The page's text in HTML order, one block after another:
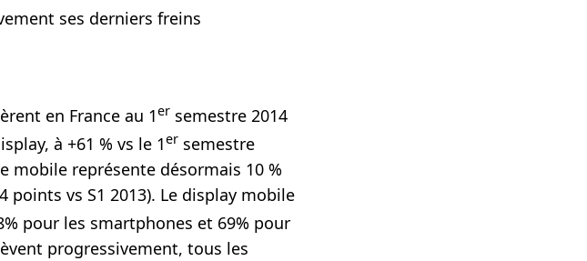
ses derniers freins
en France au 1er semestre 2014
à +61 % vs le 1er semestre
mobile représente désormais 10 %
vs S1 2013). Le display mobile
pour les smartphones et 69% pour
progressivement, tous les